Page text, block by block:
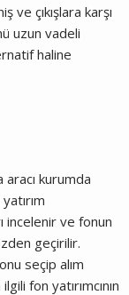
ve çıkışlara karşı
uzun vadeli
haline
kurumda
incelenir ve fonun
geçirilir.
seçip alım
fon yatırımcının